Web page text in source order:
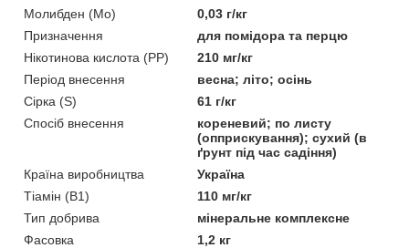
Молибден (Mo)
0,03 г/кг
Призначення
для помідора та перцю
Нікотинова кислота (РР)
210 мг/кг
Період внесення
весна; літо; осінь
Сірка (S)
61 г/кг
Спосіб внесення
кореневий; по листу
(опприскування); сухий (в
ґрунт під час садіння)
Країна виробництва
Україна
Тіамін (В1)
110 мг/кг
Тип добрива
мінеральне комплексне
Фасовка
1,2 кг